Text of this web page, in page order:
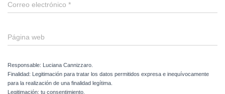
Correo electrónico *
Página web
Responsable: Luciana Cannizzaro.
Finalidad: Legitimación para tratar los datos permitidos expresa e inequívocamente
para la realización de una finalidad legítima.
Legitimación: tu consentimiento.